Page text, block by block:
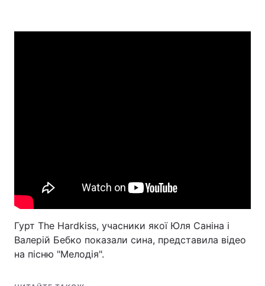
Гурт The Hardkiss, учасники якої Юля Саніна і
Валерій Бебко показали сина, представила відео
на пісню "Мелодія".